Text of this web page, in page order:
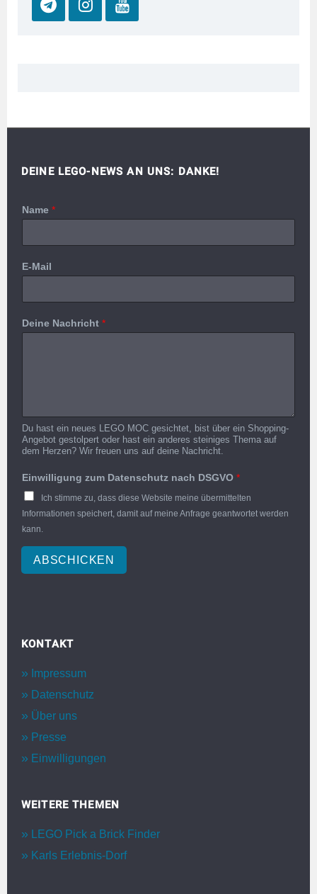
DEINE LEGO-NEWS AN UNS: DANKE!
Name *
E-Mail
Deine Nachricht *
Du hast ein neues LEGO MOC gesichtet, bist über ein Shopping-
Angebot gestolpert oder hast ein anderes steiniges Thema auf
dem Herzen? Wir freuen uns auf deine Nachricht.
Einwilligung zum Datenschutz nach DSGVO *
Ich stimme zu, dass diese Website meine übermittelten
Informationen speichert, damit auf meine Anfrage geantwortet werden
kann.
ABSCHICKEN
KONTAKT
Impressum
Datenschutz
Über uns
Presse
Einwilligungen
WEITERE THEMEN
LEGO Pick a Brick Finder
Karls Erlebnis-Dorf